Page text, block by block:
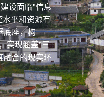
设面临"信息
平和资源有
底座，构
实现涵盖"三
融合的现实环